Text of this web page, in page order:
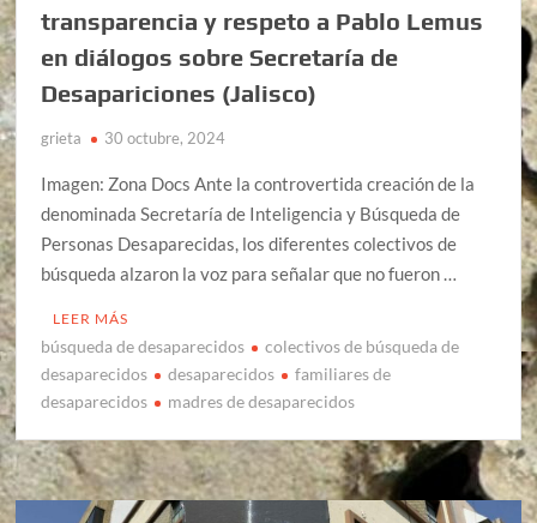
transparencia y respeto a Pablo Lemus
en diálogos sobre Secretaría de
Desapariciones (Jalisco)
grieta 30 octubre, 2024
Imagen: Zona Docs Ante la controvertida creación de la
denominada Secretaría de Inteligencia y Búsqueda de
Personas Desaparecidas, los diferentes colectivos de
búsqueda alzaron la voz para señalar que no fueron …
LEER MÁS
búsqueda de desaparecidos
colectivos de búsqueda de
desaparecidos
desaparecidos
familiares de
desaparecidos
madres de desaparecidos